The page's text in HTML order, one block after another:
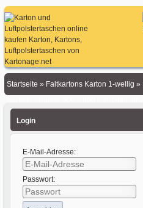
Startseite » Faltkartons Karton 1-wellig »
Login
E-Mail-Adresse:
Passwort: